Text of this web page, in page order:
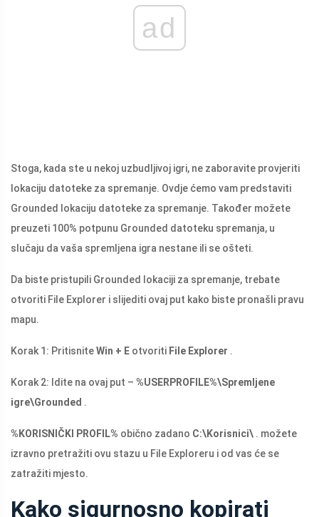
ad
Stoga, kada ste u nekoj uzbudljivoj igri, ne zaboravite provjeriti
lokaciju datoteke za spremanje. Ovdje ćemo vam predstaviti
Grounded lokaciju datoteke za spremanje. Također možete
preuzeti 100% potpunu Grounded datoteku spremanja, u
slučaju da vaša spremljena igra nestane ili se ošteti.
Da biste pristupili Grounded lokaciji za spremanje, trebate
otvoriti File Explorer i slijediti ovaj put kako biste pronašli pravu
mapu.
Korak 1: PritisniteWin + E otvoriti File Explorer .
Korak 2: Idite na ovaj put – %USERPROFILE%\Spremljene
igre\Grounded .
%KORISNIČKI PROFIL% obično zadano C:\Korisnici\ . možete
izravno pretražiti ovu stazu u File Exploreru i od vas će se
zatražiti mjesto.
Kako sigurnosno kopirati